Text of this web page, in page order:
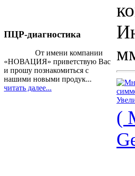
ПЦР-диагностика
От имени компании
«НОВАЦИЯ» приветствую Вас
и прошу познакомиться с
нашими новыми продук...
читать далее...
(